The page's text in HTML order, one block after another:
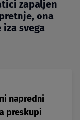
zapaljen
ona
svega
napredni
preskupi